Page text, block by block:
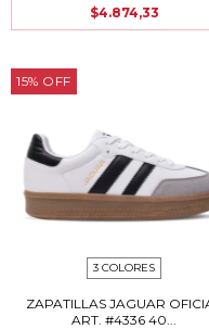
$4.874,33
15% OFF
3 COLORES
ZAPATILLAS JAGUAR
ART. #4336 40...